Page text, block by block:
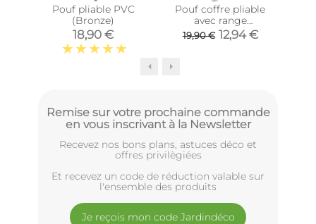
Pouf pliable PVC
(Bronze)
18,90 €
Pouf coffre pliable
avec range
magazines (Gris
blanc)
19,90 € 12,94 €
Remise sur votre prochaine commande
en vous inscrivant à la Newsletter
Recevez nos bons plans, astuces déco et
offres privilègiées
Et recevez un code de réduction valable sur
l'ensemble des produits
Je reçois mon code Jardindéco